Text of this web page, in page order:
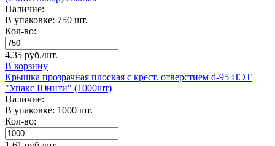
Наличие:
В упаковке: 750 шт.
Кол-во:
4.35 руб./шт.
В корзину
Крышка прозрачная плоская с крест. отверстием d-95 ПЭТ
"Упакс Юнити" (1000шт)
Наличие:
В упаковке: 1000 шт.
Кол-во: